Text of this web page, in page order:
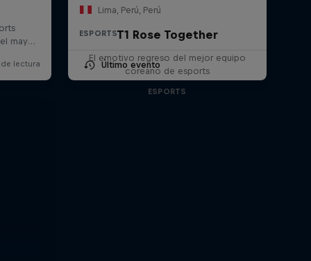
Lima, Perú, Perú
ESPORTS
Último evento
T1 Rose Together
El emotivo regreso del mejor equipo
coreano de esports
ESPORTS